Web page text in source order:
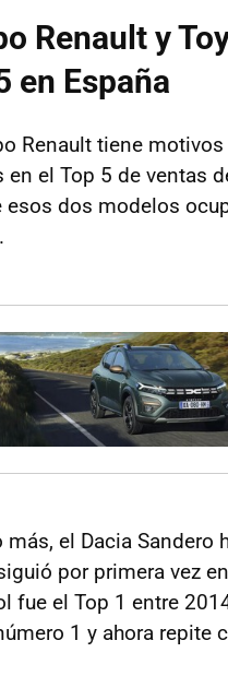
Renault y
en España
Renault tiene
en el Top 5 de ventas
esos dos modelos
más, el Dacia
por primera vez
fue el Top 1 entre
1 y ahora repite